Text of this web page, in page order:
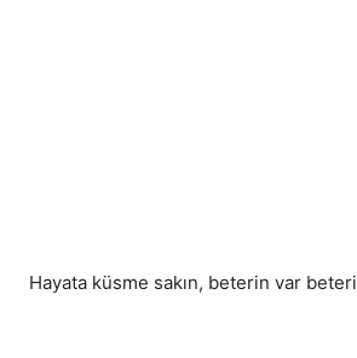
Hayata küsme sakın, beterin var beteri